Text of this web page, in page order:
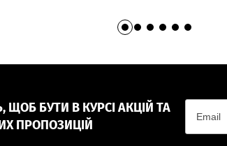
ЩОБ БУТИ В КУРСІ АКЦІЙ ТА
ПРОПОЗИЦІЙ